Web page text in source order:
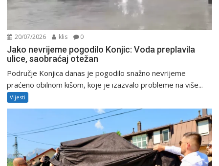
20/07/2026 klis 0
Jako nevrijeme pogodilo Konjic: Voda preplavila
ulice, saobraćaj otežan
Područje Konjica danas je pogodilo snažno nevrijeme
praćeno obilnom kišom, koje je izazvalo probleme na više...
Vijesti